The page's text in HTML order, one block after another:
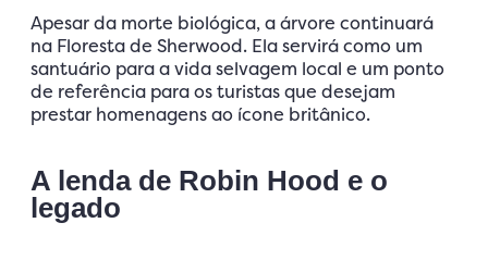
Apesar da morte biológica, a árvore continuará
na Floresta de Sherwood. Ela servirá como um
santuário para a vida selvagem local e um ponto
de referência para os turistas que desejam
prestar homenagens ao ícone britânico.
A lenda de Robin Hood e o
legado